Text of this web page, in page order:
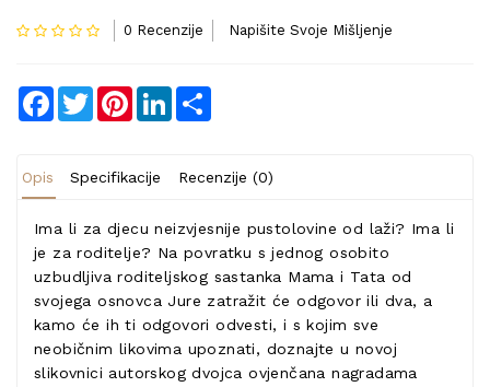
0 Recenzije Napišite Svoje Mišljenje
Facebook
TwitterPinterestLinkedIn
Opis Specifikacije Recenzije (0)
Ima li za djecu neizvjesnije pustolovine od laži? Ima li
je za roditelje? Na povratku s jednog osobito
uzbudljiva roditeljskog sastanka Mama i Tata od
svojega osnovca Jure zatražit će odgovor ili dva, a
kamo će ih ti odgovori odvesti, i s kojim sve
neobičnim likovima upoznati, doznajte u novoj
slikovnici autorskog dvojca ovjenčana nagradama